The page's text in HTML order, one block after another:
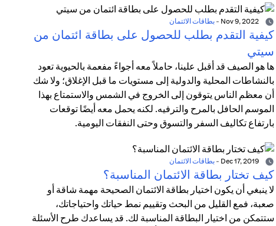
- بطاقات الائتمان
كيفية التقدم بطلب للحصول على بطاقة ائتمان من
سيتي
ها هو الصيف قد أقبل علينا، حاملاً معه أجواءً مفعمة بالحيوية تعود
بالنشاطات المحلية والدولية إلى مستويات ما قبل الإغلاق؛ ولا شك
أن معظم الناس يتوقون إلى الخروج في الشمس والاستمتاع بهذا
الموسم الحافل بالمرح والترفيه. لكنه يحمل معه أيضًا توقعات
بارتفاع تكاليف السفر والتسوق وحتى النفقات اليومية.
- بطاقات الائتمان
كيف تختار بطاقة الائتمان المناسبة؟
لا ينبغي أن يكون اختيار بطاقة الائتمان الصحيحة مهمة شاقة أو
صعبة، فمع القليل من البحث وتقييم نمط حياتك واحتياجاتك،
ستتمكن من اختيار البطاقة المناسبة لك. قد يساعدك طرح الأسئلة